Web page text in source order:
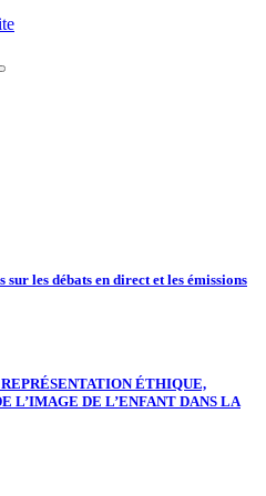
les débats en direct et les émissions
ÉTHIQUE,
L’IMAGE DE L’ENFANT DANS LA